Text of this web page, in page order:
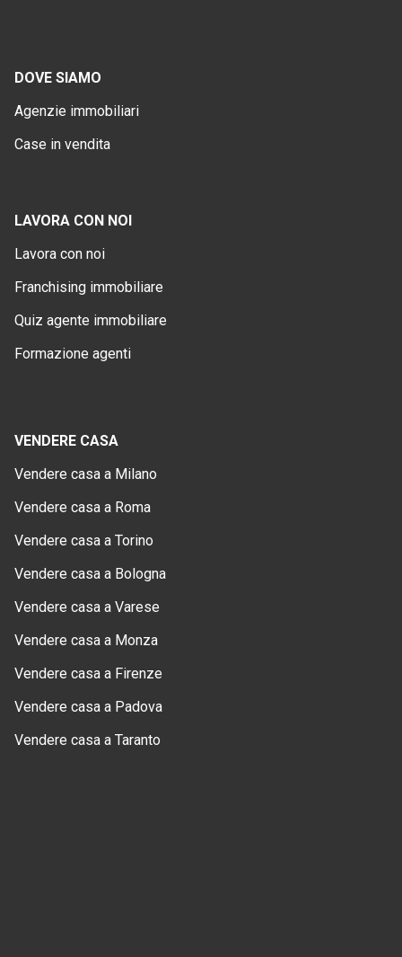
DOVE SIAMO
Agenzie immobiliari
Case in vendita
LAVORA CON NOI
Lavora con noi
Franchising immobiliare
Quiz agente immobiliare
Formazione agenti
VENDERE CASA
Vendere casa a Milano
Vendere casa a Roma
Vendere casa a Torino
Vendere casa a Bologna
Vendere casa a Varese
Vendere casa a Monza
Vendere casa a Firenze
Vendere casa a Padova
Vendere casa a Taranto